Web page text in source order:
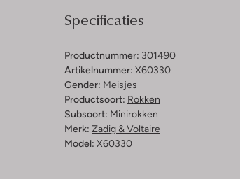
Specificaties
Productnummer: 301490
Artikelnummer: X60330
Gender: Meisjes
Productsoort: Rokken
Subsoort: Minirokken
Merk: Zadig & Voltaire
Model: X60330